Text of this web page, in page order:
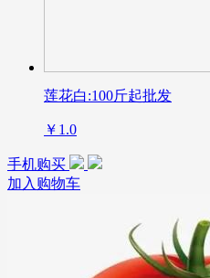
莲花白:100斤起批发
￥1.0
手机购买
加入购物车